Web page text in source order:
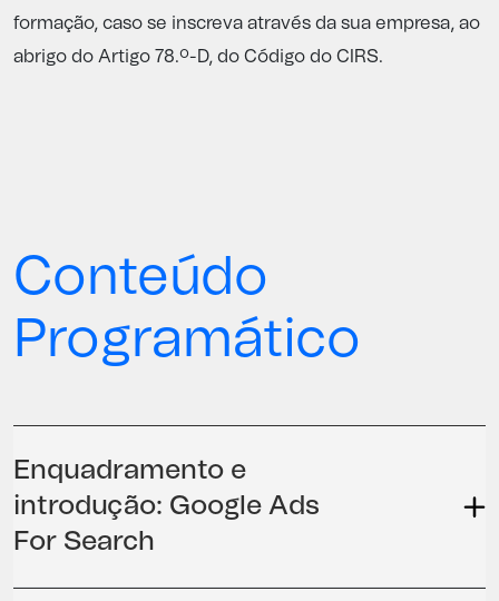
formação, caso se inscreva através da sua empresa, ao
abrigo do Artigo 78.º-D, do Código do CIRS.
Conteúdo
Programático
Enquadramento e
introdução: Google Ads
For Search